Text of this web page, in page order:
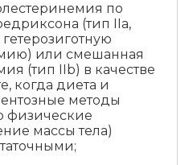
по
(тип IIа,
или смешанная
(тип IIb) в качестве
когда диета и
методы
физические
массы тела)